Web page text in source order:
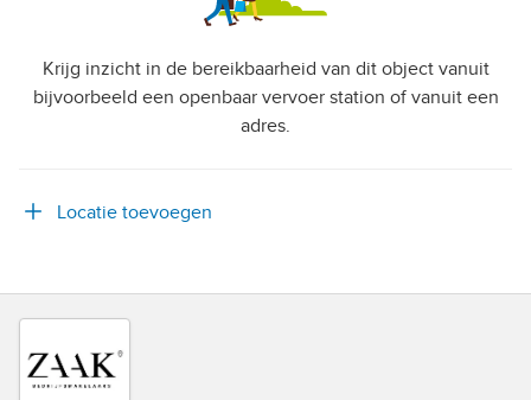
Krijg inzicht in de bereikbaarheid van dit object vanuit
bijvoorbeeld een openbaar vervoer station of vanuit een
adres.
Locatie toevoegen